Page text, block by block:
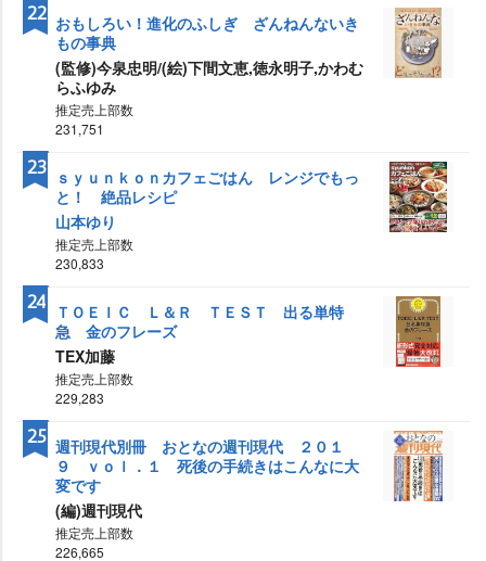
おもしろい！進化のふしぎ ざんねんないき
もの事典
(監修)今泉忠明/(絵)下間文恵,徳永明子,かわむ
らふゆみ
推定売上部数
231,751
22
ｓｙｕｎｋｏｎカフェごはん レンジでもっ
と！ 絶品レシピ
山本ゆり
推定売上部数
230,833
23
ＴＯＥＩＣ Ｌ＆Ｒ ＴＥＳＴ 出る単特
急 金のフレーズ
TEX加藤
推定売上部数
229,283
24
週刊現代別冊 おとなの週刊現代 ２０１
９ ｖｏｌ．１ 死後の手続きはこんなに大
変です
(編)週刊現代
推定売上部数
226,665
25